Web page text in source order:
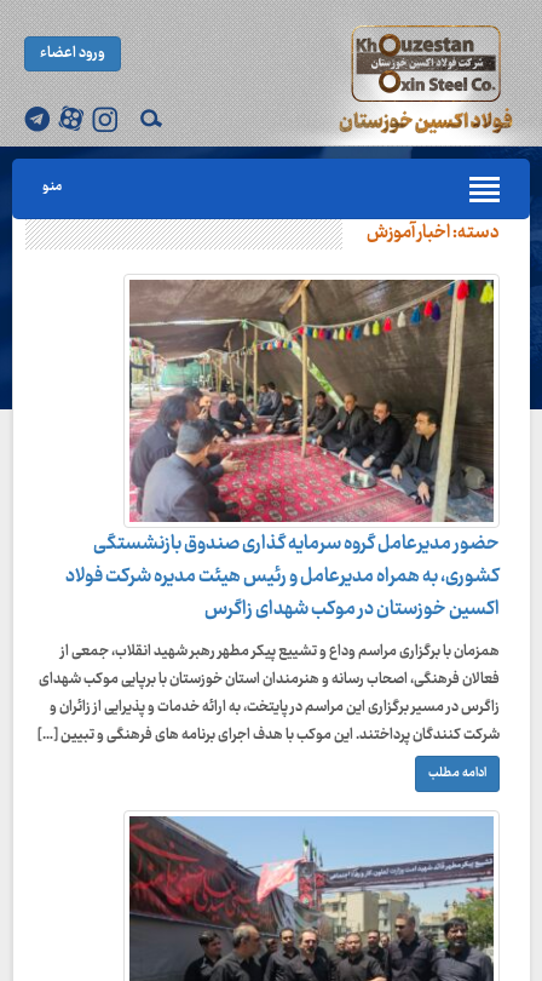
ورود اعضاء
منو
دسته:اخبار آموزش
حضور مدیرعامل گروه سرمایه‌ گذاری صندوق بازنشستگی
کشوری، به همراه مدیرعامل و رئیس هیئت‌ مدیره شرکت فولاد
اکسین خوزستان در موکب شهدای زاگرس
همزمان با برگزاری مراسم وداع و تشییع پیکر مطهر رهبر شهید انقلاب، جمعی از
فعالان فرهنگی، اصحاب رسانه و هنرمندان استان خوزستان با برپایی موکب شهدای
زاگرس در مسیر برگزاری این مراسم در پایتخت، به ارائه خدمات و پذیرایی از زائران و
شرکت‌ کنندگان پرداختند. این موکب با هدف اجرای برنامه‌ های فرهنگی و تبیین […]
ادامه مطلب